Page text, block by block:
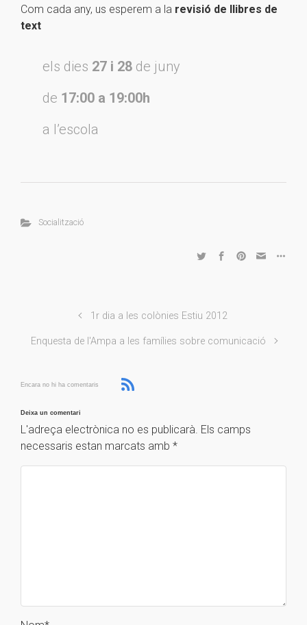
Com cada any, us esperem a la revisió de llibres de
text
els dies 27 i 28 de juny
de 17:00 a 19:00h
a l’escola
Socialització
1r dia a les colònies Estiu 2012
Enquesta de l'Ampa a les famílies sobre comunicació
Encara no hi ha comentaris
Deixa un comentari
L'adreça electrònica no es publicarà. Els camps
necessaris estan marcats amb *